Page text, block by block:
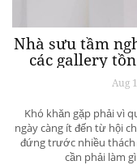
Nhà sưu tầm
các gallery
Aug
Khó khăn gặp phải vì
ngày càng ít đến từ hội
đứng trước nhiều thách
cần phải làm